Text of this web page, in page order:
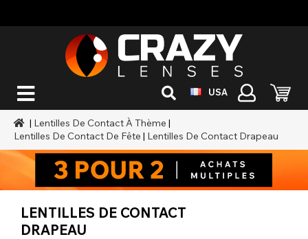
USA
| Lentilles De Contact À Thème |
Lentilles De Contact De Fête | Lentilles De Contact Drapeau
LENTILLES DE CONTACT
DRAPEAU